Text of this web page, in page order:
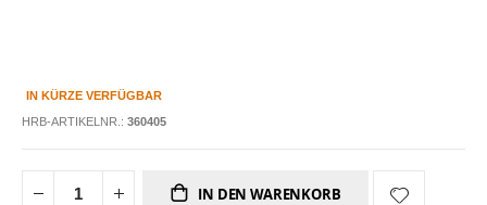
IN KÜRZE VERFÜGBAR
HRB-ARTIKELNR.: 360405
IN DEN WARENKORB